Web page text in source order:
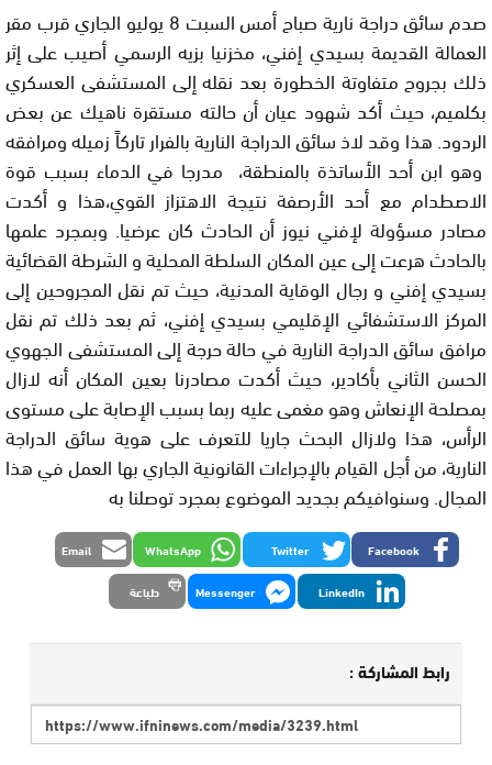
صدم سائق دراجة نارية صباح أمس السبت 8 يوليو الجاري قرب مقر
العمالة القديمة بسيدي إفني، مخزنيا بزيه الرسمي أصيب على إثر
ذلك بجروح متفاوتة الخطورة بعد نقله إلى المستشفى العسكري
بكلميم، حيث أكد شهود عيان أن حالته مستقرة ناهيك عن بعض
الردود. هذا وقد لاذ سائق الدراجة النارية بالفرار تاركاً زميله ومرافقه
وهو ابن أحد الأساتذة بالمنطقة، مدرجا في الدماء بسبب قوة
الاصطدام مع أحد الأرصفة نتيجة الاهتزاز القوي،هذا و أكدت
مصادر مسؤولة لإفني نيوز أن الحادث كان عرضيا. وبمجرد علمها
بالحادث هرعت إلى عين المكان السلطة المحلية و الشرطة القضائية
بسيدي إفني و رجال الوقاية المدنية، حيث تم نقل المجروحين إلى
المركز الاستشفائي الإقليمي بسيدي إفني، ثم بعد ذلك تم نقل
مرافق سائق الدراجة النارية في حالة حرجة إلى المستشفى الجهوي
الحسن الثاني بأكادير، حيث أكدت مصادرنا بعين المكان أنه لازال
بمصلحة الإنعاش وهو مغمى عليه ربما بسبب الإصابة على مستوى
الرأس، هذا ولازال البحث جاريا للتعرف على هوية سائق الدراجة
النارية، من أجل القيام بالإجراءات القانونية الجاري بها العمل في هذا
المجال. وسنوافيكم بجديد الموضوع بمجرد توصلنا به
Facebook
Twitter
WhatsApp
Email
LinkedIn
Messenger طباعة
رابط المشاركة :